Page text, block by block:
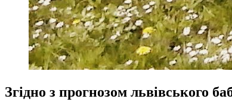
Згідно з прогнозом львівського